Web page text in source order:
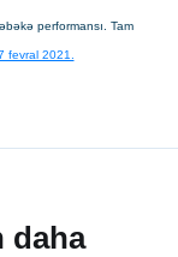
performansı. Tam
fevral 2021.
daha